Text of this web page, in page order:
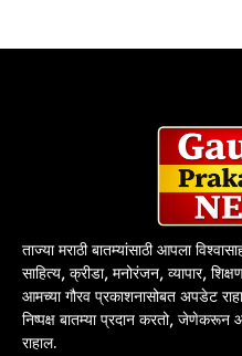
ताज्या मराठी बातम्यांसाठी आपला
साहित्य, क्रीडा, मनोरंजन, व्यापार,
आमच्या गौरव प्रकाशनासोबत अपडेट
निष्पक्ष बातम्या प्रदान करतो, जेणेकरून
राहाल.